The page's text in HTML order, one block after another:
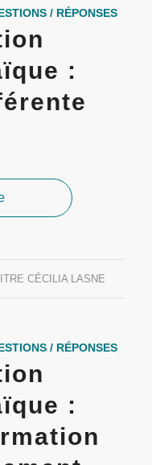
/ RÉPONSES
:
CÉCILIA LASNE
/ RÉPONSES
: